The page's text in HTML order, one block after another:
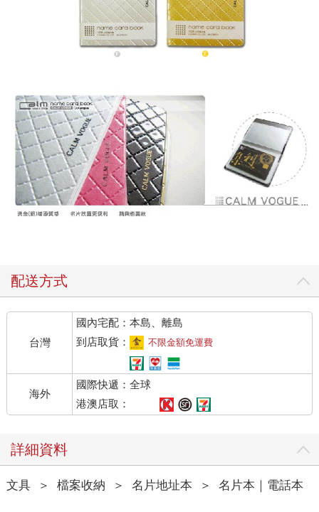
配送方式
台灣
國內宅配：本島、離島
到店取貨：
不限金額免運費
海外
國際快遞：全球
港澳店取：
詳細資料
文具 ＞ 檔案收納 ＞ 名片地址本 ＞ 名片本｜電話本